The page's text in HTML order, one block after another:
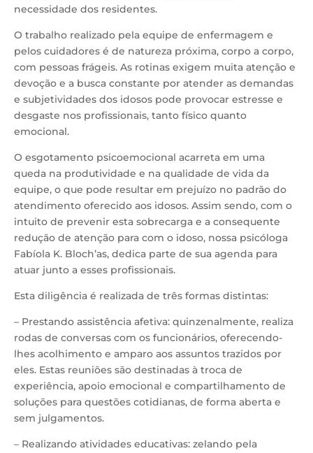
necessidade dos residentes.
O trabalho realizado pela equipe de enfermagem e
pelos cuidadores é de natureza próxima, corpo a corpo,
com pessoas frágeis. As rotinas exigem muita atenção e
devoção e a busca constante por atender as demandas
e subjetividades dos idosos pode provocar estresse e
desgaste nos profissionais, tanto físico quanto
emocional.
O esgotamento psicoemocional acarreta em uma
queda na produtividade e na qualidade de vida da
equipe, o que pode resultar em prejuízo no padrão do
atendimento oferecido aos idosos. Assim sendo, com o
intuito de prevenir esta sobrecarga e a consequente
redução de atenção para com o idoso, nossa psicóloga
Fabíola K. Bloch’as, dedica parte de sua agenda para
atuar junto a esses profissionais.
Esta diligência é realizada de três formas distintas:
– Prestando assistência afetiva: quinzenalmente, realiza
rodas de conversas com os funcionários, oferecendo-
lhes acolhimento e amparo aos assuntos trazidos por
eles. Estas reuniões são destinadas à troca de
experiência, apoio emocional e compartilhamento de
soluções para questões cotidianas, de forma aberta e
sem julgamentos.
– Realizando atividades educativas: zelando pela